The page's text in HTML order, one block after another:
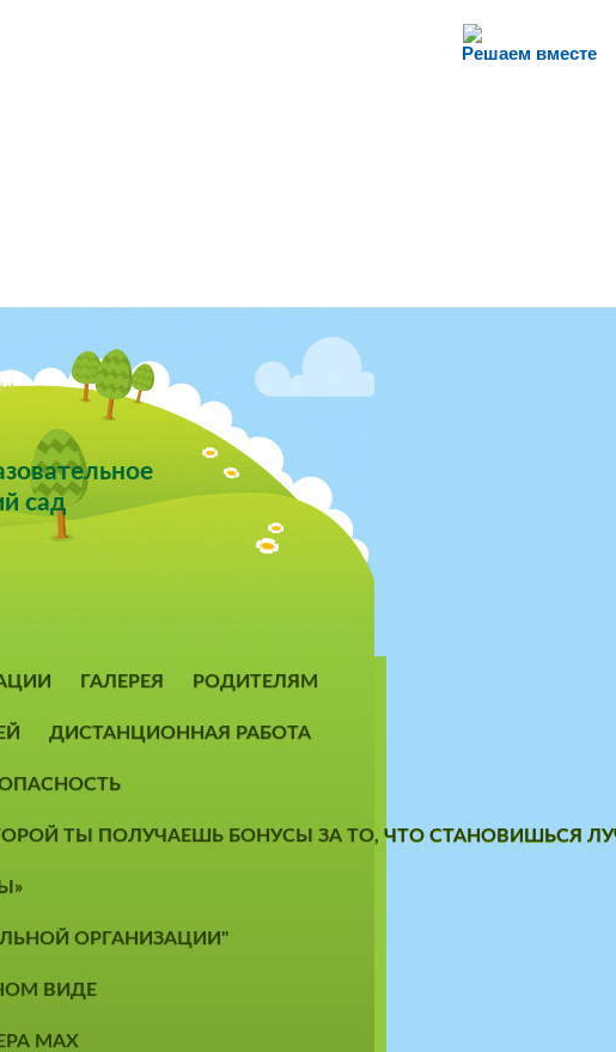
Решаем вместе
сад
ГАЛЕРЕЯ РОДИТЕЛЯМ
ДИСТАНЦИОННАЯ РАБОТА
ТЫ ПОЛУЧАЕШЬ БОНУСЫ ЗА ТО, ЧТО СТАНОВИШЬСЯ
ОРГАНИЗАЦИИ"
ВИДЕ
MAX